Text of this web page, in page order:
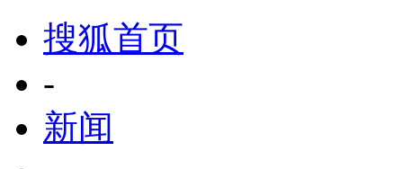
搜狐首页
-
新闻